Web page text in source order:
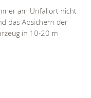
am Unfallort nicht
das Absichern der
in 10-20 m